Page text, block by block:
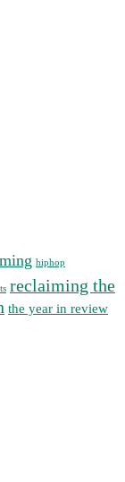
hiphop
reclaiming the
the year in review